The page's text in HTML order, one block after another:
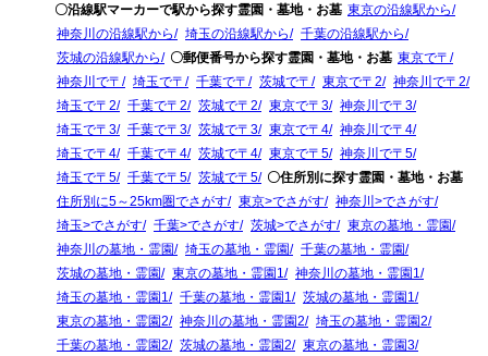
〇沿線駅マーカーで駅から探す霊園・墓地・お墓 東京の沿線駅から
神奈川の沿線駅から
埼玉の沿線駅から
千葉の沿線駅から
茨城の沿線駅から
〇郵便番号から探す霊園・墓地・お墓 東京で〒
神奈川で〒
埼玉で〒 千葉で〒 茨城で〒 東京で〒2
神奈川で〒2
埼玉で〒2
千葉で〒2 茨城で〒2 東京で〒3
神奈川で〒3
埼玉で〒3
千葉で〒3 茨城で〒3 東京で〒4
神奈川で〒4
埼玉で〒4
千葉で〒4 茨城で〒4 東京で〒5
神奈川で〒5
埼玉で〒5
千葉で〒5 茨城で〒5
〇住所別に探す霊園・墓地・お墓
住所別に5～25km圏でさがす
東京>でさがす
神奈川>でさがす
埼玉>でさがす
千葉>でさがす 茨城>でさがす
東京の墓地・霊園
神奈川の墓地・霊園
埼玉の墓地・霊園
千葉の墓地・霊園
茨城の墓地・霊園
東京の墓地・霊園1
神奈川の墓地・霊園1
埼玉の墓地・霊園1
千葉の墓地・霊園1
茨城の墓地・霊園1
東京の墓地・霊園2
神奈川の墓地・霊園2
埼玉の墓地・霊園2
千葉の墓地・霊園2
茨城の墓地・霊園2
東京の墓地・霊園3